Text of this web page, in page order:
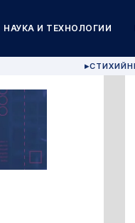
НАУКА И ТЕХНОЛОГИИ
▶